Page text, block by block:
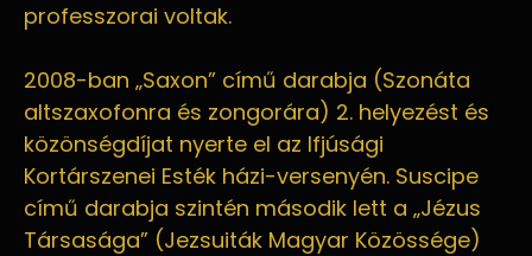
professzorai voltak.
2008-ban „Saxon” című darabja (Szonáta
altszaxofonra és zongorára) 2. helyezést és
közönségdíjat nyerte el az Ifjúsági
Kortárszenei Esték házi-versenyén. Suscipe
című darabja szintén második lett a „Jézus
Társasága” (Jezsuiták Magyar Közössége)